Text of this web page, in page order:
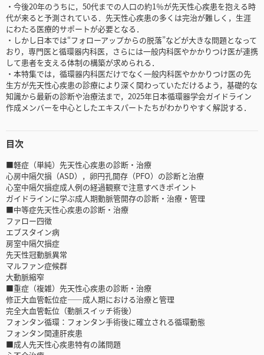
・今後20年のうちに，50代までの人口の約1％が先天性心疾患を抱える時
代が来ると予測されている．先天性心疾患の多くは完治が難しく，生涯
にわたる医療的サポートが必要となる．
・しかし日本では“フォローアップからの脱落”などが大きな問題となって
おり，専門医と循環器内科医，さらには一般内科医やかかりつけ医が連携
して患者を支える体制の構築が求められる．
・本特集では，循環器内科医だけでなく一般内科医やかかりつけ医の先
生方が先天性心疾患の診療により深く関わっていただけるよう，基礎的な
知識から最新の診断や治療法まで，2025年日本循環器学会ガイドライン
作成メンバーを中心としたエキスパートたちがわかりやすく解説する．
目次
■軽症（単純）先天性心疾患の診断・治療
心房中隔欠損（ASD），卵円孔開存（PFO）の診断と治療
心室中隔欠損症成人例の経過観察で注意すべきポイント
ガイドラインに学ぶ成人期動脈管開存の診断・治療・管理
■中等症先天性心疾患の診断・治療
ファロー四徴
エブスタイン病
房室中隔欠損症
先天性冠動脈異常
マルファン症候群
大動脈縮窄
■重症（複雑）先天性心疾患の診断・治療
修正大血管転位症――成人期における治療と管理
完全大血管転位（動脈スイッチ術後）
フォンタン循環：フォンタン手術後に確立される循環動態
フォンタン関連肝疾患
■成人先天性心疾患特有の諸問題